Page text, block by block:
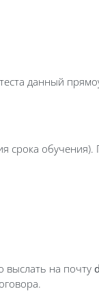
данный
срока
выслать на почту